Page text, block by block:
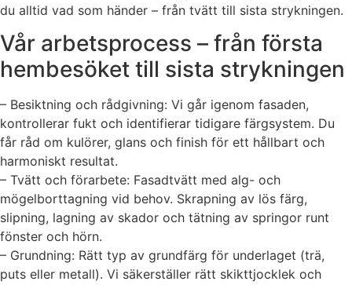
du alltid vad som händer – från tvätt till sista strykningen.
Vår arbetsprocess – från första
hembesöket till sista strykningen
– Besiktning och rådgivning: Vi går igenom fasaden,
kontrollerar fukt och identifierar tidigare färgsystem. Du
får råd om kulörer, glans och finish för ett hållbart och
harmoniskt resultat.
– Tvätt och förarbete: Fasadtvätt med alg- och
mögelborttagning vid behov. Skrapning av lös färg,
slipning, lagning av skador och tätning av springor runt
fönster och hörn.
– Grundning: Rätt typ av grundfärg för underlaget (trä,
puts eller metall). Vi säkerställer rätt skikttjocklek och